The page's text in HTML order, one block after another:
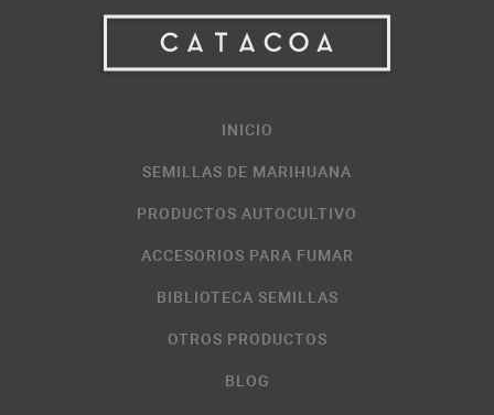
INICIO
SEMILLAS DE MARIHUANA
PRODUCTOS AUTOCULTIVO
ACCESORIOS PARA FUMAR
BIBLIOTECA SEMILLAS
OTROS PRODUCTOS
BLOG